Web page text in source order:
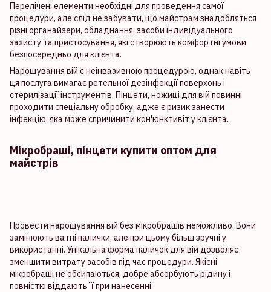
Перелічені елементи необхідні для проведення самої
процедури, але слід не забувати, що майстрам знадобляться
різні органайзери, обладнання, засоби індивідуального
захисту та пристосування, які створюють комфортні умови
безпосередньо для клієнта.
Нарощування вій є неінвазивною процедурою, однак навіть
ця послуга вимагає ретельної дезінфекції поверхонь і
стерилізації інструментів. Пінцети, ножиці для вій повинні
проходити спеціальну обробку, адже є ризик занести
інфекцію, яка може спричинити кон'юнктивіт у клієнта.
Мікробраші, пінцети купити оптом для
майстрів
Провести нарощування вій без мікробрашів неможливо. Вони
замінюють ватні палички, але при цьому більш зручні у
використанні. Унікальна форма паличок для вій дозволяє
зменшити витрату засобів під час процедури. Якісні
мікробраші не обсипаються, добре абсорбують рідину і
повністю віддають її при нанесенні.